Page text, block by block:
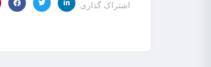
اشتراک گذاری: